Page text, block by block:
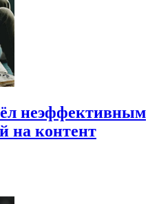
неэффективным
на контент